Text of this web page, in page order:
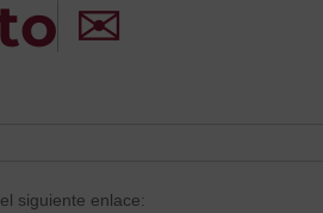
✉
siguiente enlace: